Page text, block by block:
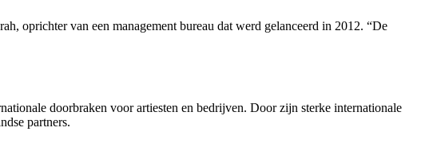
oprichter van een management bureau dat werd gelanceerd in 2012. “De
doorbraken voor artiesten en bedrijven. Door zijn sterke internationale
partners.